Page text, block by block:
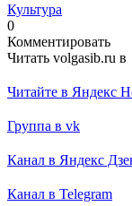
Культура
0
Комментировать
Читать volgasib.ru в
Читайте в Яндекс
Группа в vk
Канал в Яндекс
Канал в Telegram